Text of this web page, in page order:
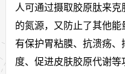
人可通过摄取胶原肽来
的氮源，又防止了其他
有保护胃粘膜、抗溃疡
度、促进皮肤胶原代谢